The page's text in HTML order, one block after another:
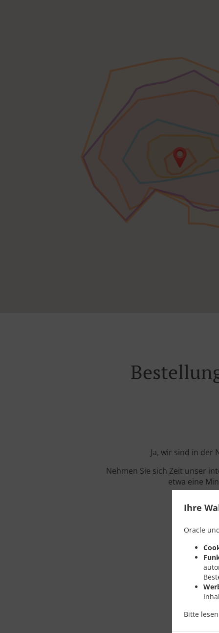
Ihre
Oracle
Bitte
Ja, wir sind in der
Nehmen Sie sich Zeit unser
etwa eine